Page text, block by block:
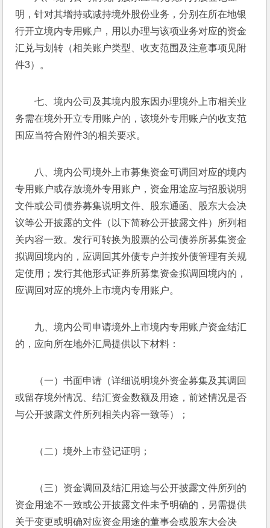
明，针对其增持或减持境外股份业务，分别在所在地银
行开立境内专用账户，用以办理与该项业务对应的资金
汇兑与划转（相关账户类型、收支范围及注意事项见附
件3）。
七、境内公司及其境内股东因办理境外上市相关业
务需在境外开立专用账户的，该境外专用账户的收支范
围应当符合附件3的相关要求。
八、境内公司境外上市募集资金可调回对应的境内
专用账户或存放境外专用账户，资金用途应与招股说明
文件或公司债券募集说明文件、股东通函、股东大会决
议等公开披露的文件（以下简称公开披露文件）所列相
关内容一致。发行可转换为股票的公司债券所募集资金
拟调回境内的，应调回其外债专户并按外债管理有关规
定使用；发行其他形式证券所募集资金拟调回境内的，
应调回对应的境外上市境内专用账户。
九、境内公司申请境外上市境内专用账户资金结汇
的，应向所在地外汇局提供以下材料：
（一）书面申请（详细说明境外资金募集及其调回
或留存境外情况、结汇资金数额及用途，前述情况是否
与公开披露文件所列相关内容一致等）；
（二）境外上市登记证明；
（三）资金调回及结汇用途与公开披露文件所列的
资金用途不一致或公开披露文件未予明确的，另需提供
关于变更或明确对应资金用途的董事会或股东大会决